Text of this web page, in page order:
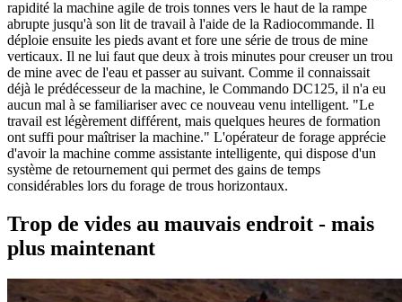
rapidité la machine agile de trois tonnes vers le haut de la rampe
abrupte jusqu'à son lit de travail à l'aide de la Radiocommande. Il
déploie ensuite les pieds avant et fore une série de trous de mine
verticaux. Il ne lui faut que deux à trois minutes pour creuser un trou
de mine avec de l'eau et passer au suivant. Comme il connaissait
déjà le prédécesseur de la machine, le Commando DC125, il n'a eu
aucun mal à se familiariser avec ce nouveau venu intelligent. "Le
travail est légèrement différent, mais quelques heures de formation
ont suffi pour maîtriser la machine." L'opérateur de forage apprécie
d'avoir la machine comme assistante intelligente, qui dispose d'un
système de retournement qui permet des gains de temps
considérables lors du forage de trous horizontaux.
Trop de vides au mauvais endroit - mais
plus maintenant